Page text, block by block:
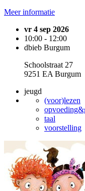
Meer informatie
vr 4 sep 2026
10:00 - 12:00
dbieb Burgum
Schoolstraat 27
9251 EA Burgum
jeugd
(voor)lezen
taal
voorstelling